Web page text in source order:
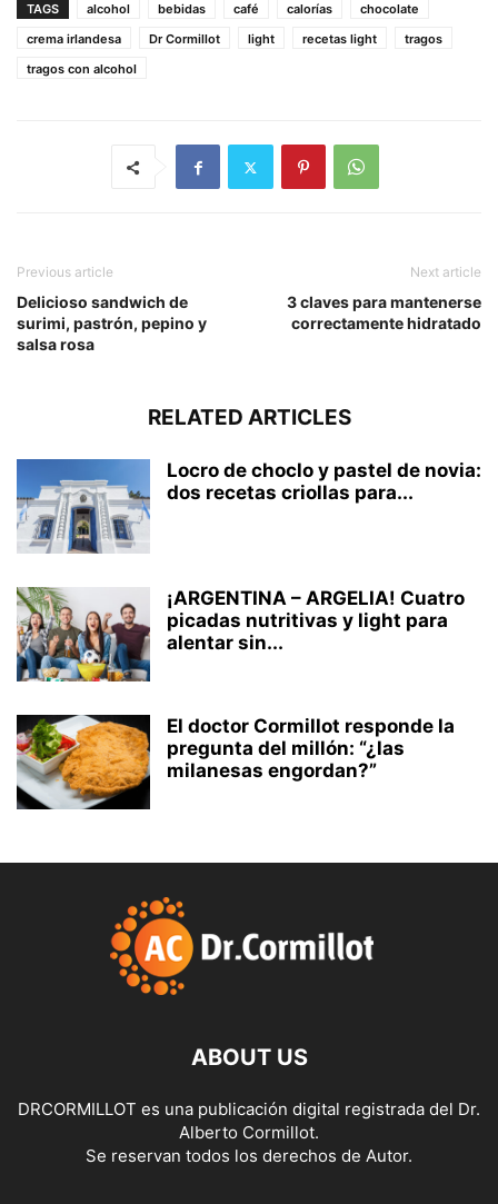
TAGS alcohol bebidas café calorías
chocolate
crema irlandesa
Dr Cormillot light recetas light
tragos
tragos con alcohol
Previous article
Delicioso sandwich de
surimi, pastrón, pepino y
salsa rosa
Next article
3 claves para mantenerse
correctamente hidratado
RELATED ARTICLES
Locro de choclo y pastel de novia:
dos recetas criollas para...
¡ARGENTINA – ARGELIA! Cuatro
picadas nutritivas y light para
alentar sin...
El doctor Cormillot responde la
pregunta del millón: “¿las
milanesas engordan?”
ABOUT US
DRCORMILLOT es una publicación digital registrada del Dr.
Alberto Cormillot.
Se reservan todos los derechos de Autor.